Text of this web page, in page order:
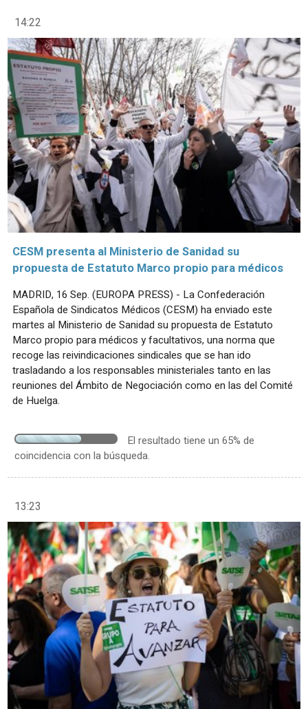
14:22
CESM presenta al Ministerio de Sanidad su
propuesta de Estatuto Marco propio para médicos
MADRID, 16 Sep. (EUROPA PRESS) - La Confederación
Española de Sindicatos Médicos (CESM) ha enviado este
martes al Ministerio de Sanidad su propuesta de Estatuto
Marco propio para médicos y facultativos, una norma que
recoge las reivindicaciones sindicales que se han ido
trasladando a los responsables ministeriales tanto en las
reuniones del Ámbito de Negociación como en las del Comité
de Huelga.
El resultado tiene un 65% de
coincidencia con la búsqueda.
13:23